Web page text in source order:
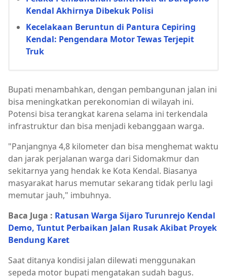
Kendal Akhirnya Dibekuk Polisi
Kecelakaan Beruntun di Pantura Cepiring
Kendal: Pengendara Motor Tewas Terjepit
Truk
Bupati menambahkan, dengan pembangunan jalan ini
bisa meningkatkan perekonomian di wilayah ini.
Potensi bisa terangkat karena selama ini terkendala
infrastruktur dan bisa menjadi kebanggaan warga.
"Panjangnya 4,8 kilometer dan bisa menghemat waktu
dan jarak perjalanan warga dari Sidomakmur dan
sekitarnya yang hendak ke Kota Kendal. Biasanya
masyarakat harus memutar sekarang tidak perlu lagi
memutar jauh," imbuhnya.
Baca Juga : Ratusan Warga Sijaro Turunrejo Kendal
Demo, Tuntut Perbaikan Jalan Rusak Akibat Proyek
Bendung Karet
Saat ditanya kondisi jalan dilewati menggunakan
sepeda motor bupati mengatakan sudah bagus.